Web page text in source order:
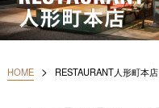
HOME > RESTAURANT人形町本店